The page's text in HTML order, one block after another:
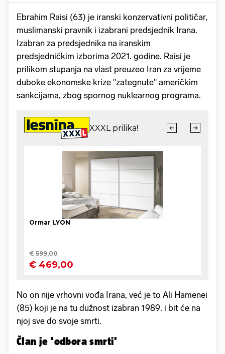
Ebrahim Raisi (63) je iranski konzervativni političar,
muslimanski pravnik i izabrani predsjednik Irana.
Izabran za predsjednika na iranskim
predsjedničkim izborima 2021. godine. Raisi je
prilikom stupanja na vlast preuzeo Iran za vrijeme
duboke ekonomske krize "zategnute" američkim
sankcijama, zbog spornog nuklearnog programa.
No on nije vrhovni vođa Irana, već je to Ali Hamenei
(85) koji je na tu dužnost izabran 1989. i bit će na
njoj sve do svoje smrti.
Član je 'odbora smrti'